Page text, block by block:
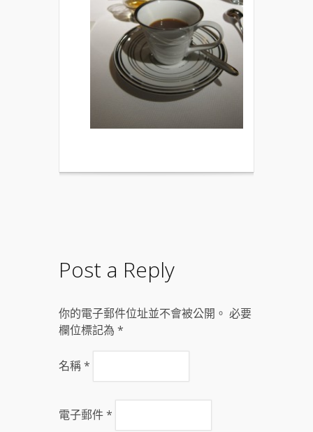
Post a Reply
你的電子郵件位址並不會被公開。 必要
欄位標記為 *
名稱*
電子郵件*